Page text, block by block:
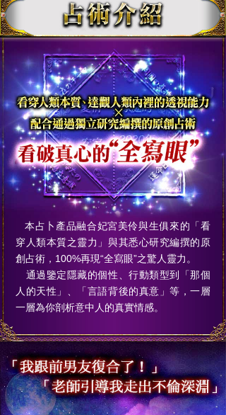
本占卜產品融合妃宮美伶與生俱來的「看
穿人類本質之靈力」與其悉心研究編撰的原
創占術，100%再現“全寫眼”之驚人靈力。
通過鑒定隱藏的個性、行動類型到「那個
人的天性」、「言語背後的真意」等，一層
一層為你剖析意中人的真實情感。